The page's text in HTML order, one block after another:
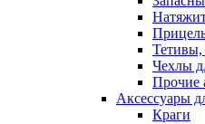
Тетивы,
Чехлы
Прочие
Аксессуары
Краги